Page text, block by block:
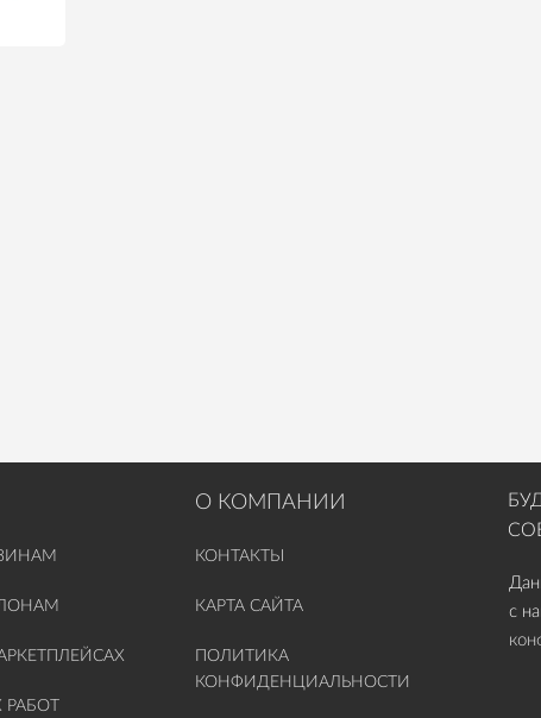
О КОМПАНИИ
КОНТАКТЫ
КАРТА САЙТА
ПОЛИТИКА
КОНФИДЕНЦИАЛЬНОСТИ
с